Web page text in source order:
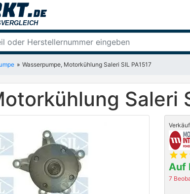
Wasserpumpe, Motorkühlung Saleri SIL PA1517
Saleri
star star
Auf
7